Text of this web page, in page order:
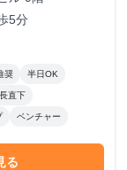
5分
奨 半日OK
直下
ベンチャー
る